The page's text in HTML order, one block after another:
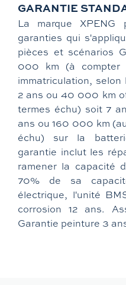
GARANTIE
La marque XPENG
garanties qui
pièces et scénarios
000 km (à compter
immatriculation,
2 ans ou 40 000 km
termes échu) soit 7
ans ou 160 000 km
échu) sur la
garantie inclut les
ramener la capacité
70% de sa
électrique, l'unité
corrosion 12 ans.
Garantie peinture 3